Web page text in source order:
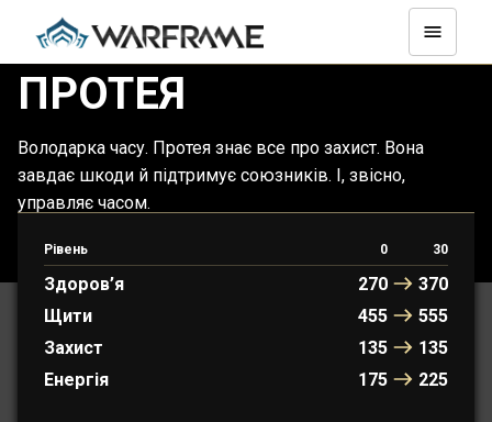
ПРОТЕЯ
Володарка часу. Протея знає все про захист. Вона
завдає шкоди й підтримує союзників. І, звісно,
управляє часом.
Рівень 0 30
Здоров’я 270
370
Щити
455
555
Захист
135
135
Енергія
175 225